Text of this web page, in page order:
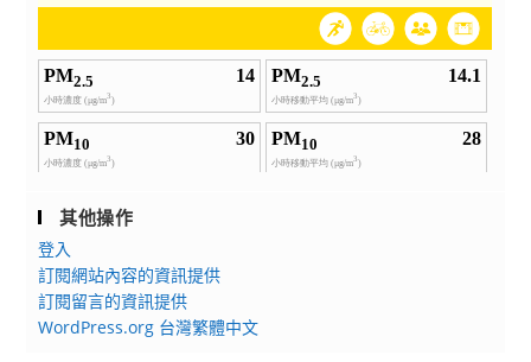
其他操作
登入
訂閱網站內容的資訊提供
訂閱留言的資訊提供
WordPress.org 台灣繁體中文